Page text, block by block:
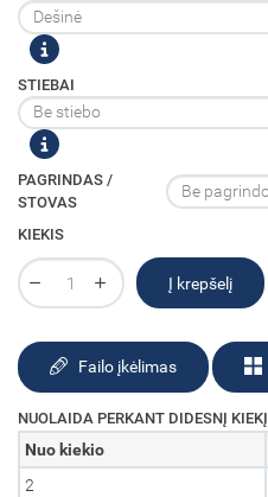
STIEBAI
PAGRINDAS /
STOVAS
KIEKIS
Į krepšelį
Failo įkėlimas
NUOLAIDA PERKANT DIDESNĮ KIEKĮ
Nuo kiekio
2